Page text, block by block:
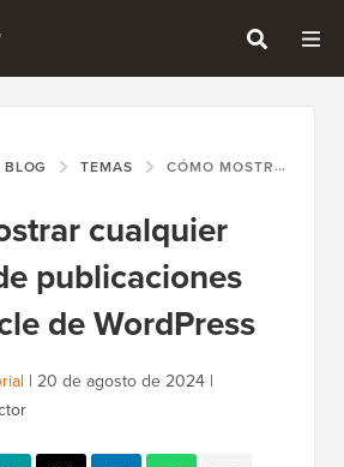
BLOG TEMAS CÓMO MOSTRAR CUALQUIER NÚMERO DE PUBLICACIONES EN UN BUCLE DE WORDPRESS
cualquier
publicaciones
de WordPress
| 20 de agosto de 2024 |